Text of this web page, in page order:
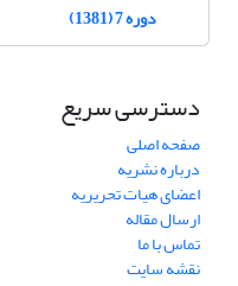
دوره 7 (1381)
دسترسی سریع
صفحه اصلی
درباره نشریه
اعضای هیات تحریریه
ارسال مقاله
تماس با ما
نقشه سایت